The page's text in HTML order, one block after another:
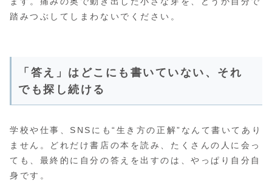
踏みつぶしてしまわないでください。
「答え」はどこにも書いていない、それ
でも探し続ける
学校や仕事、SNSにも“生き方の正解”なんて書いてあり
ません。どれだけ書店の本を読み、たくさんの人に会っ
ても、最終的に自分の答えを出すのは、やっぱり自分自
身です。